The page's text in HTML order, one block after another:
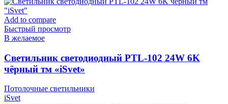
Add to compare
Быстрый просмотр
В желаемое
Cветильник светодиодный PTL-102 24W 6K
чёрный тм «iSvet»
Потолочные светильники
iSvet